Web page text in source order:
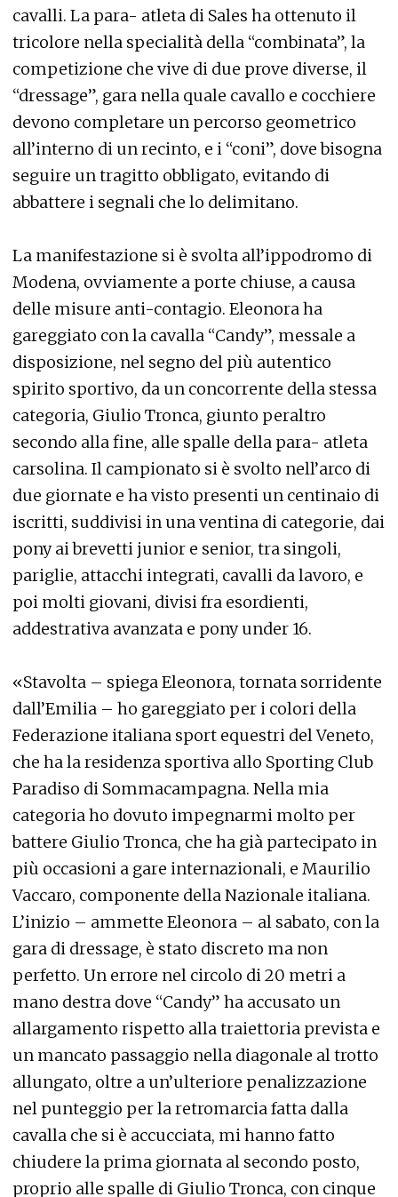
cavalli. La para- atleta di Sales ha ottenuto il
tricolore nella specialità della “combinata”, la
competizione che vive di due prove diverse, il
“dressage”, gara nella quale cavallo e cocchiere
devono completare un percorso geometrico
all’interno di un recinto, e i “coni”, dove bisogna
seguire un tragitto obbligato, evitando di
abbattere i segnali che lo delimitano.
La manifestazione si è svolta all’ippodromo di
Modena, ovviamente a porte chiuse, a causa
delle misure anti-contagio. Eleonora ha
gareggiato con la cavalla “Candy”, messale a
disposizione, nel segno del più autentico
spirito sportivo, da un concorrente della stessa
categoria, Giulio Tronca, giunto peraltro
secondo alla fine, alle spalle della para- atleta
carsolina. Il campionato si è svolto nell’arco di
due giornate e ha visto presenti un centinaio di
iscritti, suddivisi in una ventina di categorie, dai
pony ai brevetti junior e senior, tra singoli,
pariglie, attacchi integrati, cavalli da lavoro, e
poi molti giovani, divisi fra esordienti,
addestrativa avanzata e pony under 16.
«Stavolta – spiega Eleonora, tornata sorridente
dall’Emilia – ho gareggiato per i colori della
Federazione italiana sport equestri del Veneto,
che ha la residenza sportiva allo Sporting Club
Paradiso di Sommacampagna. Nella mia
categoria ho dovuto impegnarmi molto per
battere Giulio Tronca, che ha già partecipato in
più occasioni a gare internazionali, e Maurilio
Vaccaro, componente della Nazionale italiana.
L’inizio – ammette Eleonora – al sabato, con la
gara di dressage, è stato discreto ma non
perfetto. Un errore nel circolo di 20 metri a
mano destra dove “Candy” ha accusato un
allargamento rispetto alla traiettoria prevista e
un mancato passaggio nella diagonale al trotto
allungato, oltre a un’ulteriore penalizzazione
nel punteggio per la retromarcia fatta dalla
cavalla che si è accucciata, mi hanno fatto
chiudere la prima giornata al secondo posto,
proprio alle spalle di Giulio Tronca, con cinque